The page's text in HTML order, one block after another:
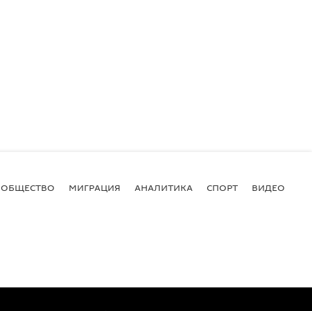
ОБЩЕСТВО МИГРАЦИЯ АНАЛИТИКА СПОРТ ВИДЕО